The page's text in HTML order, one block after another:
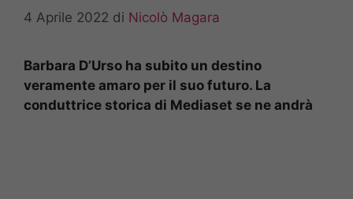
4 Aprile 2022 di Nicolò Magara
Barbara D’Urso ha subito un destino
veramente amaro per il suo futuro. La
conduttrice storica di Mediaset se ne andrà